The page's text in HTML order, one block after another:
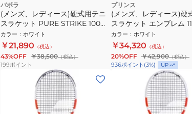
バボラ
(メンズ、レディース)硬式用テニ
スラケット PURE STRIKE 100
101520
カラー ： ホワイト
￥21,890 （税込）
43%OFF ￥38,500（税込）
199ポイント
プリンス
(メンズ、レディース)硬
スラケット エンブレム
7TJ233
カラー ： ホワイト
￥34,320 （税込）
20%OFF ￥42,900（税込）
936ポイント (3%) UP